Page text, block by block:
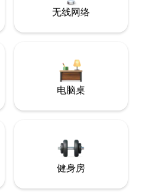
无线网络
电脑桌
健身房